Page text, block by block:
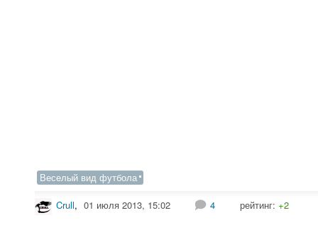
Веселый вид футбола
Crull, 01 июля 2013, 15:02 4 рейтинг: +2